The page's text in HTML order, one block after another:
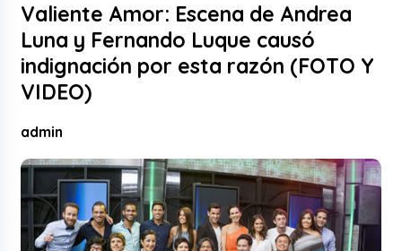
Valiente Amor: Escena de Andrea
Luna y Fernando Luque causó
indignación por esta razón (FOTO Y
VIDEO)
admin